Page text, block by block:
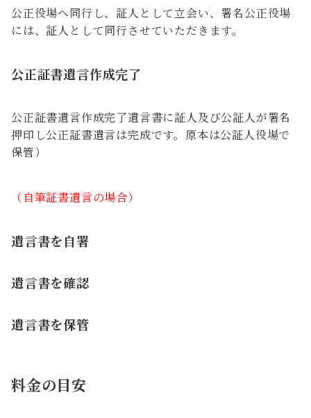
公正役場へ同行し、証人として立会い、署名公正役場
には、証人として同行させていただきます。
公正証書遺言作成完了
公正証書遺言作成完了遺言書に証人及び公証人が署名
押印し公正証書遺言は完成です。原本は公証人役場で
保管）
（自筆証書遺言の場合）
遺言書を自署
遺言書を確認
遺言書を保管
料金の目安